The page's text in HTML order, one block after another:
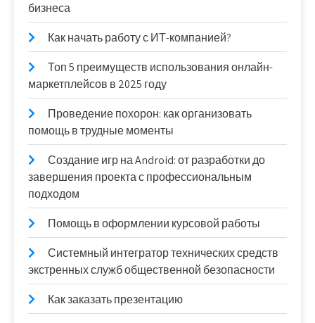
бизнеса
Как начать работу с ИТ-компанией?
Топ 5 преимуществ использования онлайн-
маркетплейсов в 2025 году
Проведение похорон: как организовать
помощь в трудные моменты
Создание игр на Android: от разработки до
завершения проекта с профессиональным
подходом
Помощь в оформлении курсовой работы
Системный интегратор технических средств
экстренных служб общественной безопасности
Как заказать презентацию